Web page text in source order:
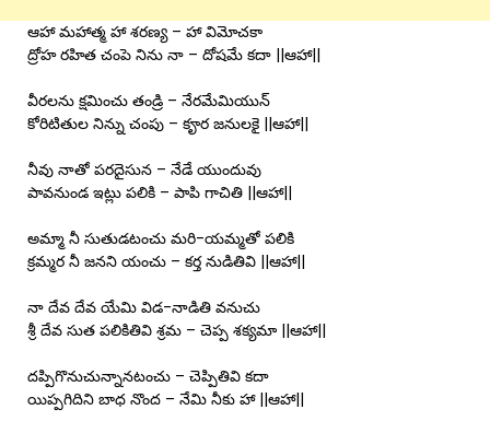
ఆహా మహాత్మ హా శరణ్య – హా విమోచకా
ద్రోహ రహిత చంపె నిను నా – దోషమే కదా ||ఆహా||
వీరలను క్షమించు తండ్రి – నేరమేమియున్
కోరిటితుల నిన్ను చంపు – కౄర జనులకై ||ఆహా||
నీవు నాతో పరదైసున – నేడే యుందువు
పావనుండ ఇట్లు పలికి – పాపి గాచితి ||ఆహా||
అమ్మా నీ సుతుడటంచు మరి-యమ్మతో పలికి
క్రమ్మర నీ జనని యంచు – కర్త నుడితివి ||ఆహా||
నా దేవ దేవ యేమి విడ-నాడితి వనుచు
శ్రీ దేవ సుత పలికితివి శ్రమ – చెప్ప శక్యమా ||ఆహా||
దప్పిగొనుచున్నానటంచు – చెప్పితివి కదా
యిప్పగిదిని బాధ నొంద – నేమి నీకు హా ||ఆహా||